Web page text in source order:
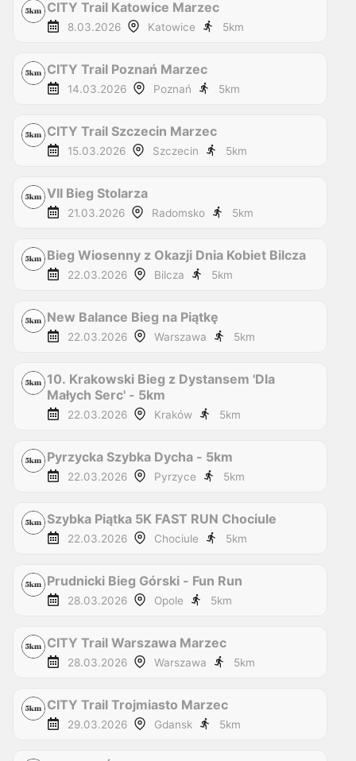
CITY Trail Katowice Marzec
8.03.2026 Katowice 5km
CITY Trail Poznań Marzec
14.03.2026 Poznań 5km
CITY Trail Szczecin Marzec
15.03.2026 Szczecin 5km
VII Bieg Stolarza
21.03.2026 Radomsko 5km
Bieg Wiosenny z Okazji Dnia Kobiet Bilcza
22.03.2026 Bilcza 5km
New Balance Bieg na Piątkę
22.03.2026 Warszawa 5km
10. Krakowski Bieg z Dystansem 'Dla
Małych Serc' - 5km
22.03.2026 Kraków 5km
Pyrzycka Szybka Dycha - 5km
22.03.2026 Pyrzyce 5km
Szybka Piątka 5K FAST RUN Chociule
22.03.2026 Chociule 5km
Prudnicki Bieg Górski - Fun Run
28.03.2026 Opole 5km
CITY Trail Warszawa Marzec
28.03.2026 Warszawa 5km
CITY Trail Trojmiasto Marzec
29.03.2026 Gdansk 5km